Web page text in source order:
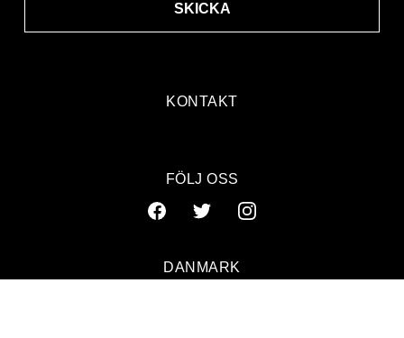
KONTAKT
SKICKA
FÖLJ OSS
DANMARK